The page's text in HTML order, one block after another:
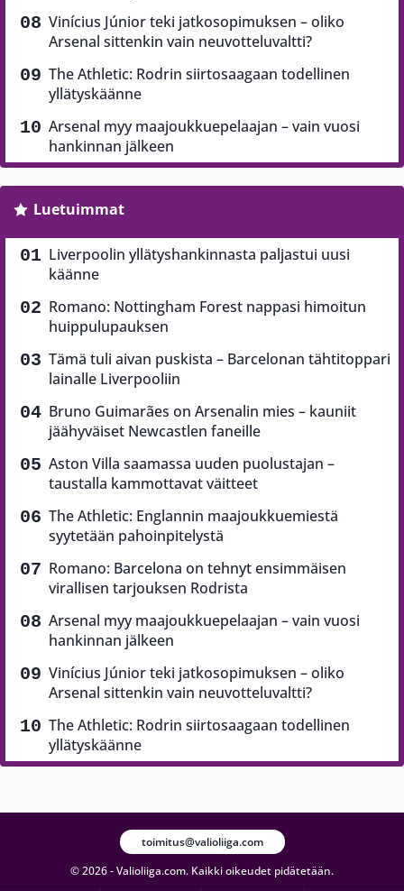
Vinícius Júnior teki jatkosopimuksen – oliko
Arsenal sittenkin vain neuvotteluvaltti?
The Athletic: Rodrin siirtosaagaan todellinen
yllätyskäänne
Arsenal myy maajoukkuepelaajan – vain vuosi
hankinnan jälkeen
Luetuimmat
Liverpoolin yllätyshankinnasta paljastui uusi
käänne
Romano: Nottingham Forest nappasi himoitun
huippulupauksen
Tämä tuli aivan puskista – Barcelonan tähtitoppari
lainalle Liverpooliin
Bruno Guimarães on Arsenalin mies – kauniit
jäähyväiset Newcastlen faneille
Aston Villa saamassa uuden puolustajan –
taustalla kammottavat väitteet
The Athletic: Englannin maajoukkuemiestä
syytetään pahoinpitelystä
Romano: Barcelona on tehnyt ensimmäisen
virallisen tarjouksen Rodrista
Arsenal myy maajoukkuepelaajan – vain vuosi
hankinnan jälkeen
Vinícius Júnior teki jatkosopimuksen – oliko
Arsenal sittenkin vain neuvotteluvaltti?
The Athletic: Rodrin siirtosaagaan todellinen
yllätyskäänne
© 2026 - Valioliiga.com. Kaikki oikeudet pidätetään.
toimitus@valioliiga.com